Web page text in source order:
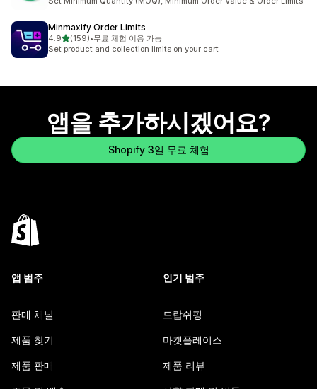
Minmaxify Order Limits
4.9별 5개 중
(159)
총 리뷰 159개
•무료 체험 이용 가능
Set product and collection limits on your cart
앱을 추가하시겠어요?
Shopify 3일 무료 체험
앱 범주
판매 채널
제품 찾기
제품 판매
인기 범주
드랍쉬핑
마켓플레이스
제품 리뷰